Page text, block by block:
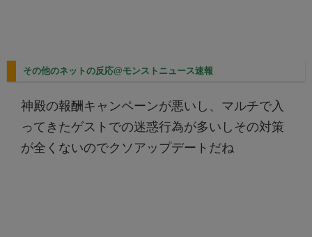
その他のネットの反応@モンストニュース速報
神殿の報酬キャンペーンが悪いし、マルチで入
ってきたゲストでの迷惑行為が多いしその対策
が全くないのでクソアップデートだね